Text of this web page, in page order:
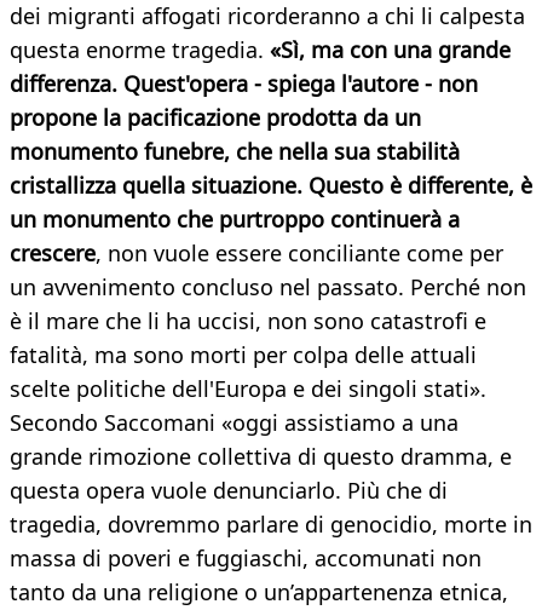
dei migranti affogati ricorderanno a chi li calpesta
questa enorme tragedia. «Sì, ma con una grande
differenza. Quest'opera - spiega l'autore - non
propone la pacificazione prodotta da un
monumento funebre, che nella sua stabilità
cristallizza quella situazione. Questo è differente, è
un monumento che purtroppo continuerà a
crescere, non vuole essere conciliante come per
un avvenimento concluso nel passato. Perché non
è il mare che li ha uccisi, non sono catastrofi e
fatalità, ma sono morti per colpa delle attuali
scelte politiche dell'Europa e dei singoli stati».
Secondo Saccomani «oggi assistiamo a una
grande rimozione collettiva di questo dramma, e
questa opera vuole denunciarlo. Più che di
tragedia, dovremmo parlare di genocidio, morte in
massa di poveri e fuggiaschi, accomunati non
tanto da una religione o un’appartenenza etnica,